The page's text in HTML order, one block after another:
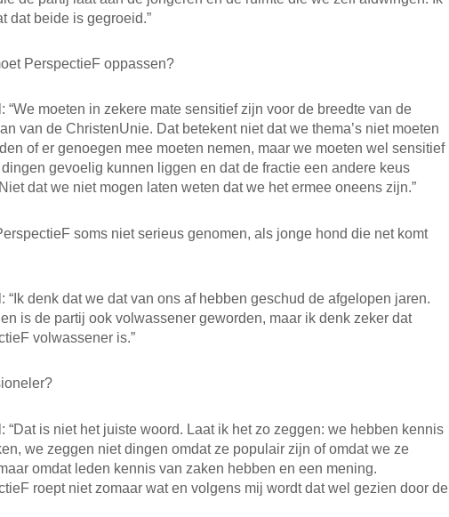
dat beide is gegroeid.”
PerspectieF oppassen?
“We moeten in zekere mate sensitief zijn voor de breedte van de
van de ChristenUnie. Dat betekent niet dat we thema’s niet moeten
of er genoegen mee moeten nemen, maar we moeten wel sensitief
gevoelig kunnen liggen en dat de fractie een andere keus
dat we niet mogen laten weten dat we het ermee oneens zijn.”
soms niet serieus genomen, als jonge hond die net komt
“Ik denk dat we dat van ons af hebben geschud de afgelopen jaren.
is de partij ook volwassener geworden, maar ik denk zeker dat
volwassener is.”
“Dat is niet het juiste woord. Laat ik het zo zeggen: we hebben kennis
we zeggen niet dingen omdat ze populair zijn of omdat we ze
omdat leden kennis van zaken hebben en een mening.
roept niet zomaar wat en volgens mij wordt dat wel gezien door de